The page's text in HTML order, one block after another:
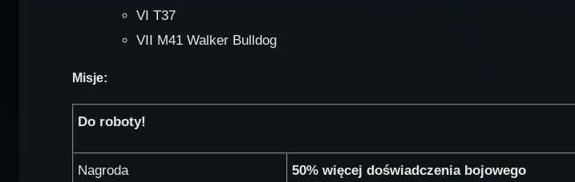
VI T37
VII M41 Walker Bulldog
Misje:
Do roboty!
Nagroda 50% więcej doświadczenia bojowego